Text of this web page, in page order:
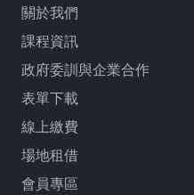
關於我們
課程資訊
政府委訓與企業合作
表單下載
線上繳費
場地租借
會員專區